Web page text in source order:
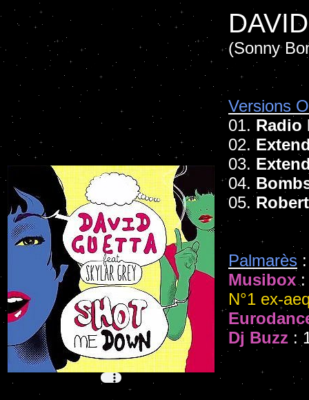
(Sonny
Versions
01. Radio
02.
03.
04.
05.
Palmarès :
Musibox:
N°1 ex-
Dj Buzz :